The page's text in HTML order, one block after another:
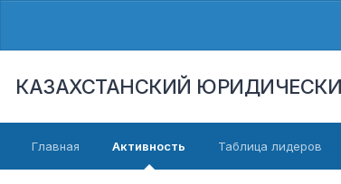
КАЗАХСТАНСКИЙ
Главная Активность Таблица лидеров